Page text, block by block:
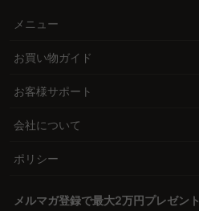
メニュー
お買い物ガイド
お客様サポート
会社について
ポリシー
メルマガ登録で最大2万円プレゼント